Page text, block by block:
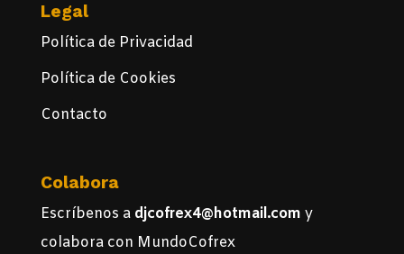
Legal
Política de Privacidad
Política de Cookies
Contacto
Colabora
Escríbenos a djcofrex4@hotmail.com y
colabora con MundoCofrex